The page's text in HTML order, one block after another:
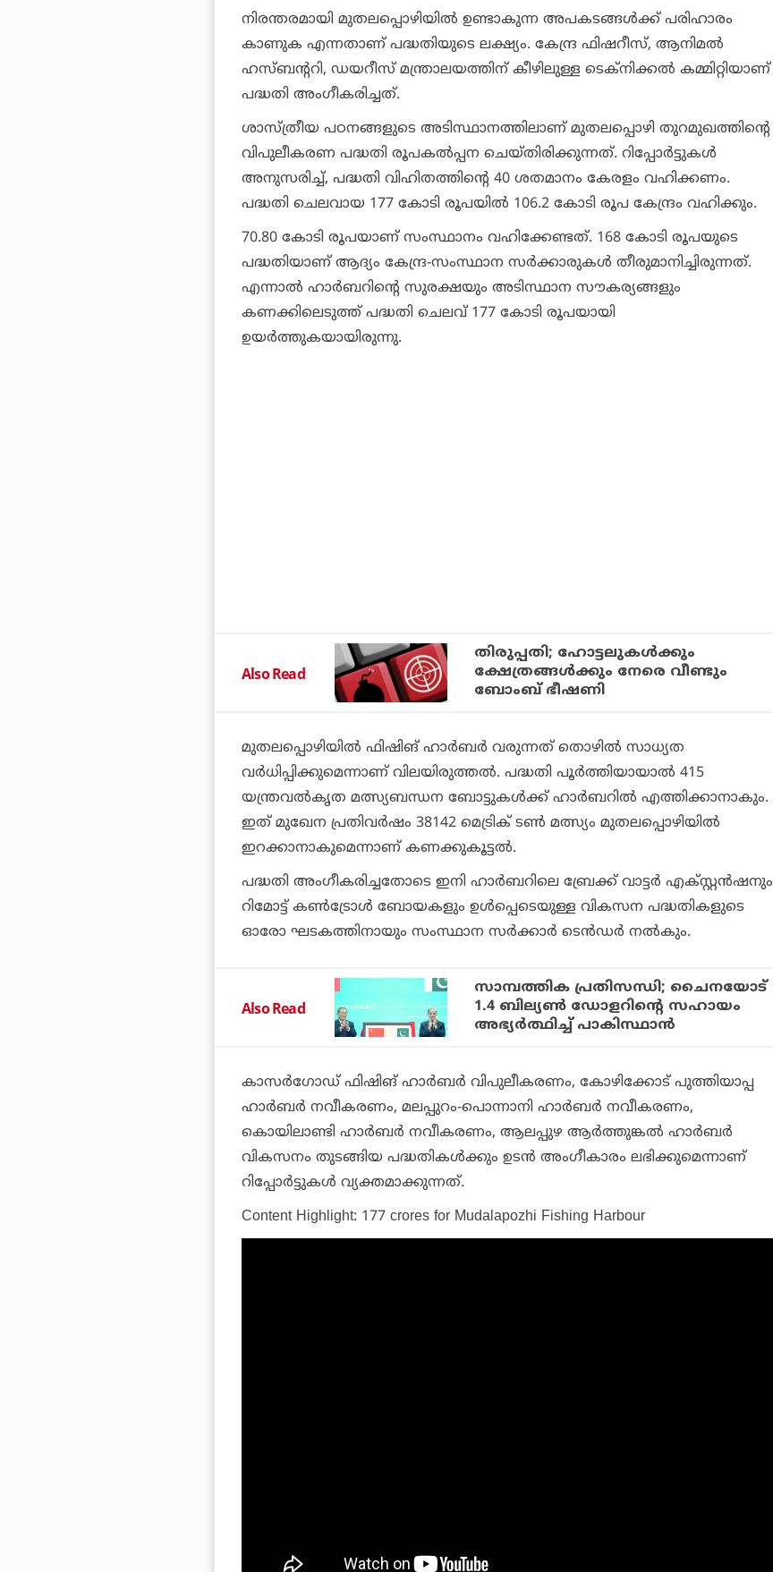
നിരന്തരമായി മുതലപ്പൊഴിയില്‍ ഉണ്ടാകുന്ന അപകടങ്ങള്‍ക്ക് പരിഹാരം
കാണുക എന്നതാണ് പദ്ധതിയുടെ ലക്ഷ്യം. കേന്ദ്ര ഫിഷറീസ്, ആനിമല്‍
ഹസ്ബന്ററി, ഡയറീസ് മന്ത്രാലയത്തിന് കീഴിലുള്ള ടെക്‌നിക്കല്‍ കമ്മിറ്റിയാണ്
പദ്ധതി അംഗീകരിച്ചത്.
ശാസ്ത്രീയ പഠനങ്ങളുടെ അടിസ്ഥാനത്തിലാണ് മുതലപ്പൊഴി തുറമുഖത്തിന്റെ
വിപുലീകരണ പദ്ധതി രൂപകല്‍പ്പന ചെയ്തിരിക്കുന്നത്. റിപ്പോര്‍ട്ടുകള്‍
അനുസരിച്ച്, പദ്ധതി വിഹിതത്തിന്റെ 40 ശതമാനം കേരളം വഹിക്കണം.
പദ്ധതി ചെലവായ 177 കോടി രൂപയില്‍ 106.2 കോടി രൂപ കേന്ദ്രം വഹിക്കും.
70.80 കോടി രൂപയാണ് സംസ്ഥാനം വഹിക്കേണ്ടത്. 168 കോടി രൂപയുടെ
പദ്ധതിയാണ് ആദ്യം കേന്ദ്ര-സംസ്ഥാന സര്‍ക്കാരുകള്‍ തീരുമാനിച്ചിരുന്നത്.
എന്നാല്‍ ഹാര്‍ബറിന്റെ സുരക്ഷയും അടിസ്ഥാന സൗകര്യങ്ങളും
കണക്കിലെടുത്ത് പദ്ധതി ചെലവ് 177 കോടി രൂപയായി
ഉയര്‍ത്തുകയായിരുന്നു.
Also Read
തിരുപ്പതി; ഹോട്ടലുകൾക്കും
ക്ഷേത്രങ്ങൾക്കും നേരെ വീണ്ടും
ബോംബ് ഭീഷണി
മുതലപ്പൊഴിയില്‍ ഫിഷിങ് ഹാര്‍ബര്‍ വരുന്നത് തൊഴില്‍ സാധ്യത
വര്‍ധിപ്പിക്കുമെന്നാണ് വിലയിരുത്തല്‍. പദ്ധതി പൂര്‍ത്തിയായാല്‍ 415
യന്ത്രവല്‍കൃത മത്സ്യബന്ധന ബോട്ടുകള്‍ക്ക് ഹാര്‍ബറില്‍ എത്തിക്കാനാകും.
ഇത് മുഖേന പ്രതിവര്‍ഷം 38142 മെട്രിക് ടണ്‍ മത്സ്യം മുതലപ്പൊഴിയില്‍
ഇറക്കാനാകുമെന്നാണ് കണക്കുകൂട്ടല്‍.
പദ്ധതി അംഗീകരിച്ചതോടെ ഇനി ഹാര്‍ബറിലെ ബ്രേക്ക് വാട്ടര്‍ എക്സ്റ്റന്‍ഷനും
റിമോട്ട് കണ്‍ട്രോള്‍ ബോയകളും ഉള്‍പ്പെടെയുള്ള വികസന പദ്ധതികളുടെ
ഓരോ ഘടകത്തിനായും സംസ്ഥാന സര്‍ക്കാര്‍ ടെന്‍ഡര്‍ നല്‍കും.
Also Read
സാമ്പത്തിക പ്രതിസന്ധി; ചൈനയോട്
1.4 ബില്യണ്‍ ഡോളറിന്റെ സഹായം
അഭ്യര്‍ത്ഥിച്ച് പാകിസ്ഥാന്‍
കാസര്‍ഗോഡ് ഫിഷിങ് ഹാര്‍ബര്‍ വിപുലീകരണം, കോഴിക്കോട് പുത്തിയാപ്പ
ഹാര്‍ബര്‍ നവീകരണം, മലപ്പുറം-പൊന്നാനി ഹാര്‍ബര്‍ നവീകരണം,
കൊയിലാണ്ടി ഹാര്‍ബര്‍ നവീകരണം, ആലപ്പുഴ ആര്‍ത്തുങ്കല്‍ ഹാര്‍ബര്‍
വികസനം തുടങ്ങിയ പദ്ധതികള്‍ക്കും ഉടന്‍ അംഗീകാരം ലഭിക്കുമെന്നാണ്
റിപ്പോര്‍ട്ടുകള്‍ വ്യക്തമാക്കുന്നത്.
Content Highlight: 177 crores for Mudalapozhi Fishing Harbour